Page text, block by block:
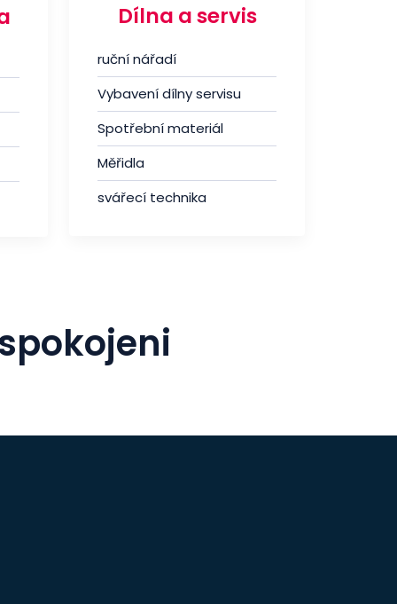
Dílna a servis
ruční nářadí
Vybavení dílny servisu
Spotřební materiál
Měřidla
svářecí technika